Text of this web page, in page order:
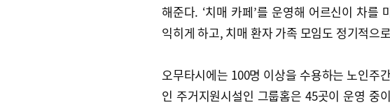
해준다. ‘치매 카페’를 운영해 어르신이 차를
익히게 하고, 치매 환자 가족 모임도 정기적으
오무타시에는 100명 이상을 수용하는 노인주
인 주거지원시설인 그룹홈은 45곳이 운영 중